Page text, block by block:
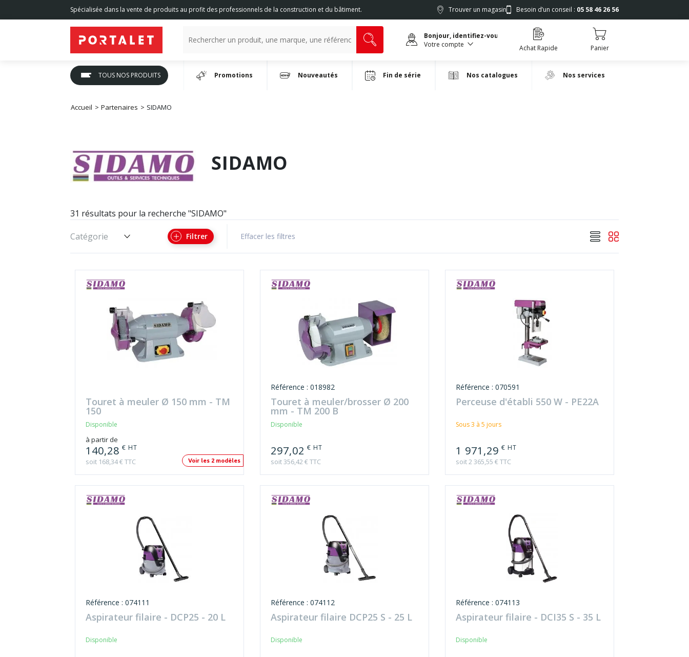
Spécialisée dans la vente de produits au profit des professionnels de la construction et du bâtiment. Trouver un magasin Besoin d’un conseil : 05 58 46 26 56
Bonjour, identifiez-vous
Votre compte
Achat Rapide Panier
TOUS NOS PRODUITS Promotions Nouveautés Fin de série Nos catalogues Nos services
Accueil Partenaires SIDAMO
SIDAMO
31 résultats pour la recherche "SIDAMO"
Catégorie Filtrer Effacer les filtres
Touret à meuler Ø 150 mm - TM
150
Disponible
à partir de
140,28 € HT
soit 168,34 € TTC Voir les 2 modèles
Référence : 018982
Touret à meuler/brosser Ø 200
mm - TM 200 B
Disponible
297,02 € HT
soit 356,42 € TTC
Référence : 070591
Perceuse d'établi 550 W - PE22A
Sous 3 à 5 jours
1 971,29 € HT
soit 2 365,55 € TTC
Référence : 074111
Aspirateur filaire - DCP25 - 20 L
Disponible
Référence : 074112
Aspirateur filaire DCP25 S - 25 L
Disponible
Référence : 074113
Aspirateur filaire - DCI35 S - 35 L
Disponible